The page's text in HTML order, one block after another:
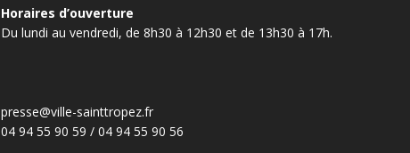
Horaires d’ouverture
Du lundi au vendredi, de 8h30 à 12h30 et de 13h30 à 17h.
presse@ville-sainttropez.fr
04 94 55 90 59 / 04 94 55 90 56